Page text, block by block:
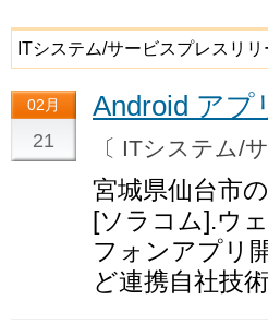
ITシステム/サービスプレスリ
02月
21
Android アプ
〔 ITシステ
宮城県仙台市
[ソラコム].ウ
フォンアプリ
ど連携自社技